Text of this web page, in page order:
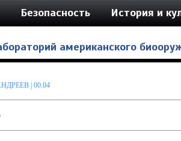
Безопасность История и
американского
| 00.04